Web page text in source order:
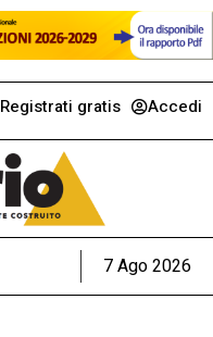
Registrati gratis Accedi
7 Ago 2026